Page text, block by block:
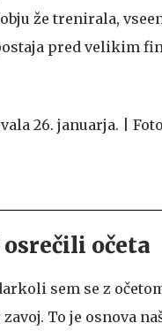
že trenirala,
pred velikim
očeta
sem se z
To je osnova